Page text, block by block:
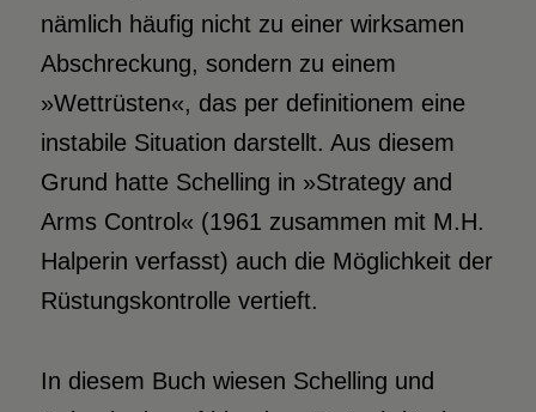
nämlich häufig nicht zu einer wirksamen
Abschreckung, sondern zu einem
»Wettrüsten«, das per definitionem eine
instabile Situation darstellt. Aus diesem
Grund hatte Schelling in »Strategy and
Arms Control« (1961 zusammen mit M.H.
Halperin verfasst) auch die Möglichkeit der
Rüstungskontrolle vertieft.
In diesem Buch wiesen Schelling und